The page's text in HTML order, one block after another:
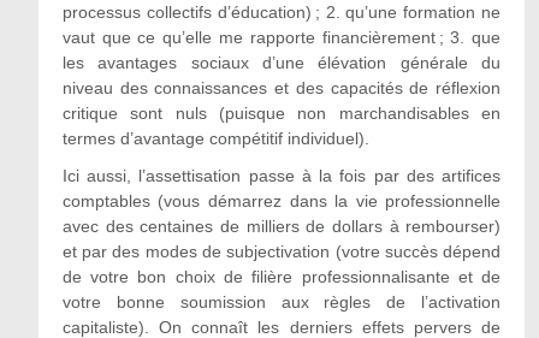
processus collectifs d’éducation) ; 2.qu’une formation ne
vaut que ce qu’elle me rapporte financièrement ;3.que
les avantages sociaux d’une élévation générale du
niveau des connaissances et des capacités de réflexion
critique sont nuls (puisque non marchandisables en
termes d’avantage compétitif individuel).
Ici aussi, l’assettisation passe à la fois par des artifices
comptables (vous démarrez dans la vie professionnelle
avec des centaines de milliers de dollars à rembourser)
et par des modes de subjectivation (votre succès dépend
de votre bon choix de filière professionnalisante et de
votre bonne soumission aux règles de l’activation
capitaliste). On connaît les derniers effets pervers de